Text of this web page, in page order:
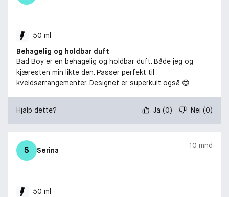
50 ml
Behagelig og holdbar duft
Bad Boy er en behagelig og holdbar duft. Både jeg og
kjæresten min likte den. Passer perfekt til
kveldsarrangementer. Designet er superkult også 😍
Hjalp dette? Ja (0) Nei (0)
S Serina
10 mnd
50 ml